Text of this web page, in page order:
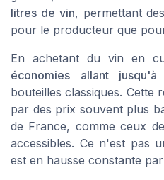
litres de vin, permettant
pour le producteur que
En achetant du vin en
économies allant
bouteilles classiques. Cette
par des prix souvent plus
de France, comme ceux
accessibles. Ce n'est pas
est en hausse constante